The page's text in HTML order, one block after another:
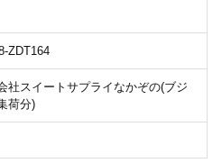
ZDT164
社スイートサプライなかぞの(ブジ
荷分)